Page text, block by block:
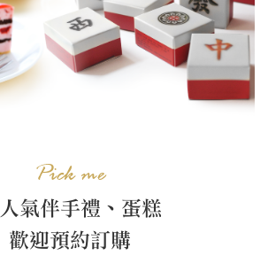
Pick me
氣伴手禮、蛋糕
歡迎預約訂購